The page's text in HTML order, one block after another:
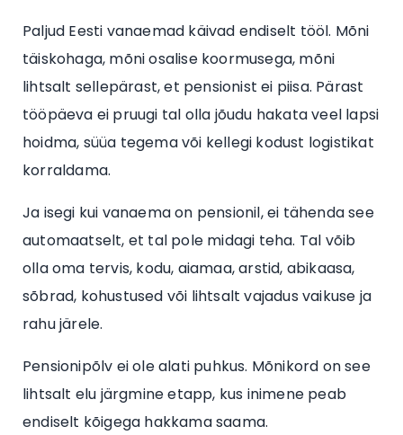
Paljud Eesti vanaemad käivad endiselt tööl. Mõni
täiskohaga, mõni osalise koormusega, mõni
lihtsalt sellepärast, et pensionist ei piisa. Pärast
tööpäeva ei pruugi tal olla jõudu hakata veel lapsi
hoidma, süüa tegema või kellegi kodust logistikat
korraldama.
Ja isegi kui vanaema on pensionil, ei tähenda see
automaatselt, et tal pole midagi teha. Tal võib
olla oma tervis, kodu, aiamaa, arstid, abikaasa,
sõbrad, kohustused või lihtsalt vajadus vaikuse ja
rahu järele.
Pensionipõlv ei ole alati puhkus. Mõnikord on see
lihtsalt elu järgmine etapp, kus inimene peab
endiselt kõigega hakkama saama.